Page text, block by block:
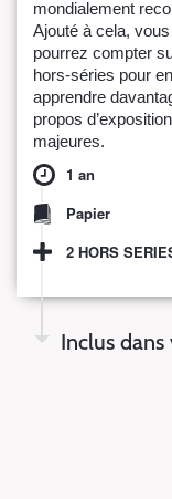
mondialement
Ajouté à cela, vous
pourrez compter
hors-séries pour en
apprendre
propos
majeures.
1 an
Papier
2 HORS
Inclus